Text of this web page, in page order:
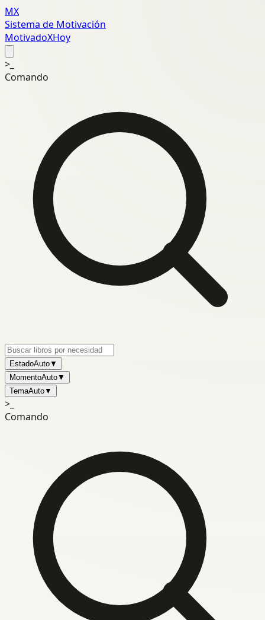
MX
Sistema de Motivación
MotivadoXHoy
>_
Comando
EstadoAuto▼
MomentoAuto▼
TemaAuto▼
>_
Comando